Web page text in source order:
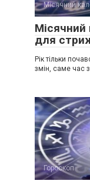
Місячний
Місячний
для
Рік тільки
змін, саме час
Гороскоп